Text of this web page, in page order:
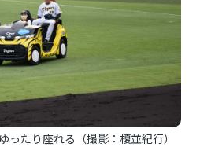
ったり座れる（撮影：榎並紀行）